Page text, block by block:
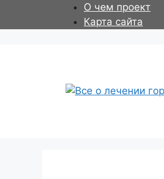
О чем проект
Карта сайта